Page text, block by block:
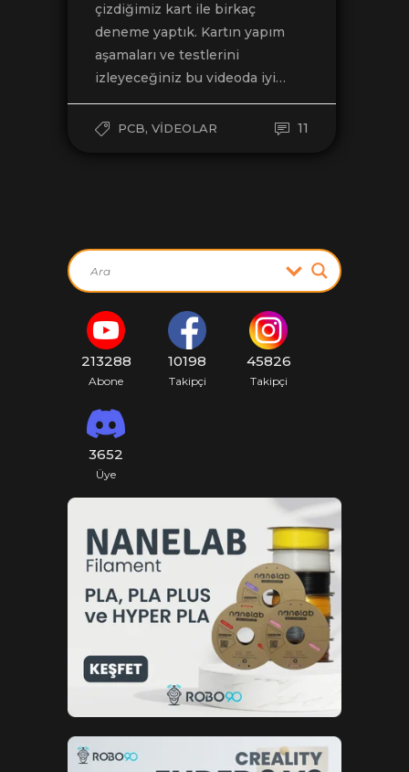
çizdiğimiz kart ile birkaç
deneme yaptık. Kartın yapım
aşamaları ve testlerini
izleyeceğiniz bu videoda iyi…
PCB, VIDEOLAR 11
213288
Abone
10198
Takipçi
45826
Takipçi
3652
Üye